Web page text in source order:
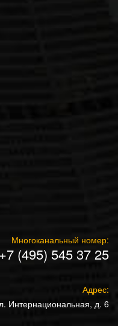
Многоканальный номер:
+7 (495) 545 37 25
Адрес:
Интернациональная, д. 6